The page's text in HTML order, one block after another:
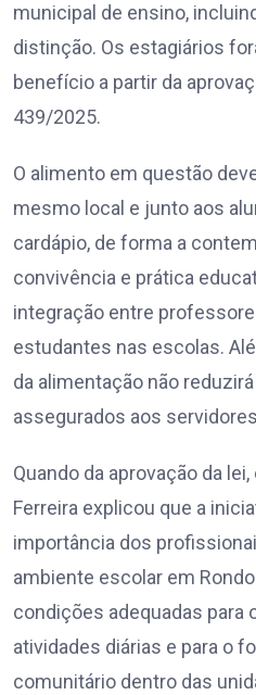
municipal de ensino,
distinção. Os estagiários
benefício a partir da
439/2025.
O alimento em questão
mesmo local e junto aos
cardápio, de forma a
convivência e prática
integração entre
estudantes nas escolas.
da alimentação não
assegurados aos
Quando da aprovação da
Ferreira explicou que a
importância dos
ambiente escolar em
condições adequadas para
atividades diárias e para o
comunitário dentro das